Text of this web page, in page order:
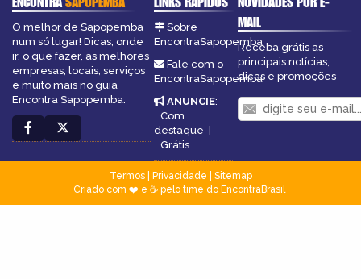
O melhor de Sapopemba
num só lugar! Dicas, onde
ir, o que fazer, as melhores
empresas, locais, serviços
e muito mais no guia
Encontra Sapopemba.
Sobre
EncontraSapopemba
Fale com o
EncontraSapopemba
ANUNCIE:
Com
destaque
Grátis
MAIL
Receba grátis as
principais notícias,
dicas e promoções
Termos| Privacidade
Sitemap
Criado com ❤️ e ☕ pelo time do EncontraBrasil